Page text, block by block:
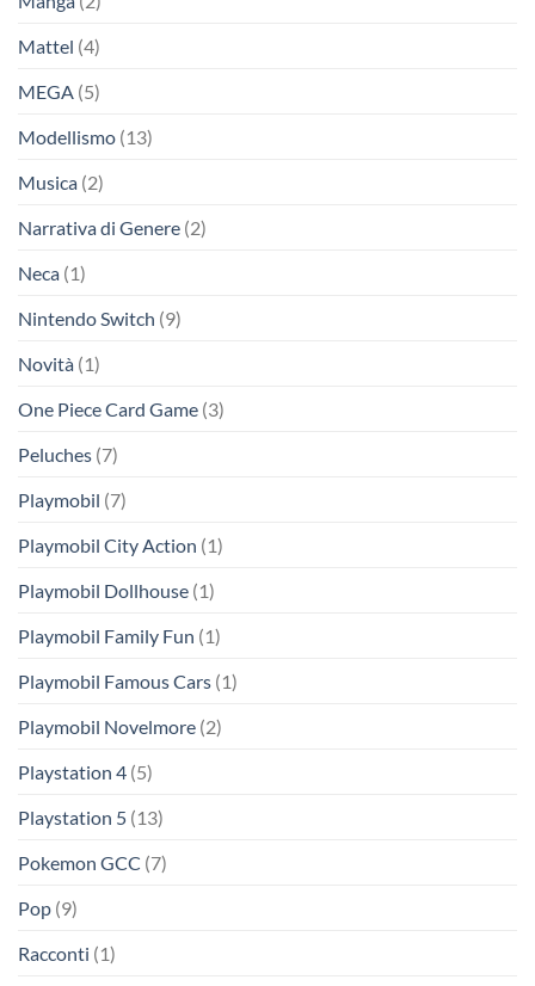
Mattel (4)
MEGA (5)
Modellismo (13)
Musica (2)
Narrativa di Genere (2)
Neca (1)
Nintendo Switch (9)
Novità (1)
One Piece Card Game (3)
Peluches (7)
Playmobil (7)
Playmobil City Action (1)
Playmobil Dollhouse (1)
Playmobil Family Fun (1)
Playmobil Famous Cars (1)
Playmobil Novelmore (2)
Playstation 4 (5)
Playstation 5 (13)
Pokemon GCC (7)
Pop (9)
Racconti (1)